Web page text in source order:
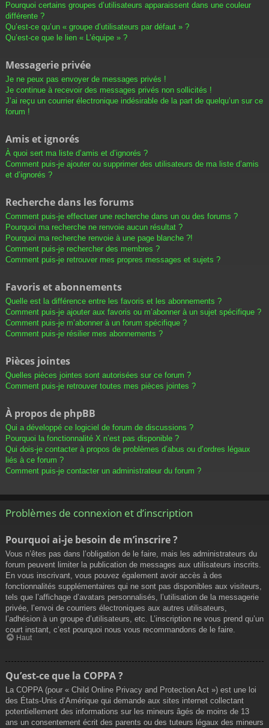
Pourquoi certains groupes d’utilisateurs apparaissent dans une couleur
différente ?
Qu’est-ce qu’un « groupe d’utilisateurs par défaut » ?
Qu’est-ce que le lien « L’équipe » ?
Messagerie privée
Je ne peux pas envoyer de messages privés !
Je continue à recevoir des messages privés non sollicités !
J’ai reçu un courrier électronique indésirable de la part de quelqu’un sur ce
forum !
Amis et ignorés
À quoi sert ma liste d’amis et d’ignorés ?
Comment puis-je ajouter ou supprimer des utilisateurs de ma liste d’amis
et d’ignorés ?
Recherche dans les forums
Comment puis-je effectuer une recherche dans un ou des forums ?
Pourquoi ma recherche ne renvoie aucun résultat ?
Pourquoi ma recherche renvoie à une page blanche ?!
Comment puis-je rechercher des membres ?
Comment puis-je retrouver mes propres messages et sujets ?
Favoris et abonnements
Quelle est la différence entre les favoris et les abonnements ?
Comment puis-je ajouter aux favoris ou m’abonner à un sujet spécifique ?
Comment puis-je m’abonner à un forum spécifique ?
Comment puis-je résilier mes abonnements ?
Pièces jointes
Quelles pièces jointes sont autorisées sur ce forum ?
Comment puis-je retrouver toutes mes pièces jointes ?
À propos de phpBB
Qui a développé ce logiciel de forum de discussions ?
Pourquoi la fonctionnalité X n’est pas disponible ?
Qui dois-je contacter à propos de problèmes d’abus ou d’ordres légaux
liés à ce forum ?
Comment puis-je contacter un administrateur du forum ?
Problèmes de connexion et d’inscription
Pourquoi ai-je besoin de m’inscrire ?
Vous n’êtes pas dans l’obligation de le faire, mais les administrateurs du
forum peuvent limiter la publication de messages aux utilisateurs inscrits.
En vous inscrivant, vous pouvez également avoir accès à des
fonctionnalités supplémentaires qui ne sont pas disponibles aux visiteurs,
tels que l’affichage d’avatars personnalisés, l’utilisation de la messagerie
privée, l’envoi de courriers électroniques aux autres utilisateurs,
l’adhésion à un groupe d’utilisateurs, etc. L’inscription ne vous prend qu’un
court instant, c’est pourquoi nous vous recommandons de le faire.
Haut
Qu’est-ce que la COPPA ?
La COPPA (pour « Child Online Privacy and Protection Act ») est une loi
des États-Unis d’Amérique qui demande aux sites internet collectant
potentiellement des informations sur les mineurs âgés de moins de 13
ans un consentement écrit des parents ou des tuteurs légaux des mineurs